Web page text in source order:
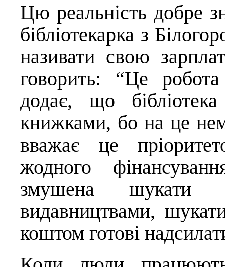
Цю реальність добре
бібліотекарка з
називати свою
говорить: “Це
додає, що
книжками, бо на це
вважає це
жодного
змушена шукати
видавництвами,
коштом готові